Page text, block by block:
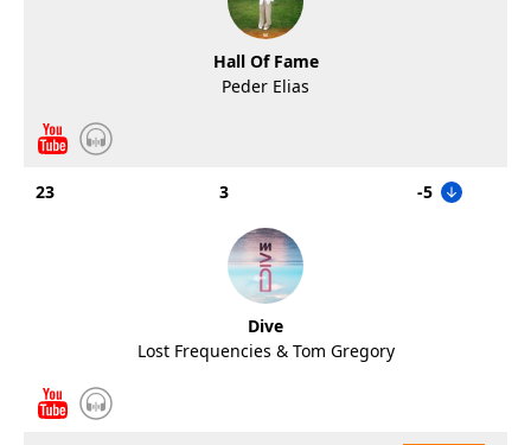
Hall Of Fame
Peder Elias
23 3 -5
Dive
Lost Frequencies & Tom Gregory